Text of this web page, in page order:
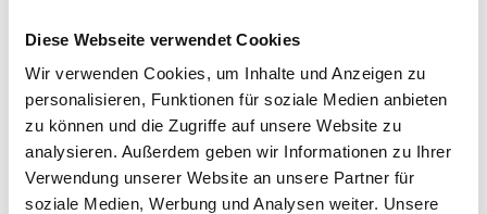
Diese Webseite verwendet Cookies
Wir verwenden Cookies, um Inhalte und Anzeigen zu
personalisieren, Funktionen für soziale Medien anbieten
zu können und die Zugriffe auf unsere Website zu
analysieren. Außerdem geben wir Informationen zu Ihrer
Verwendung unserer Website an unsere Partner für
soziale Medien, Werbung und Analysen weiter. Unsere